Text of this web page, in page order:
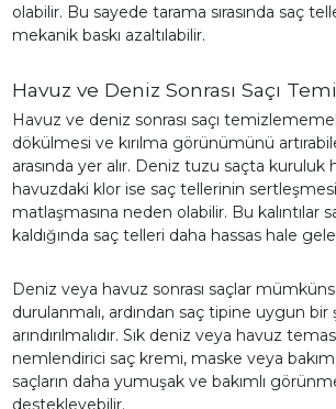
olabilir. Bu sayede tarama sırasında saç
mekanik baskı azaltılabilir.
Havuz ve Deniz Sonrası Saçı
Havuz ve deniz sonrası saçı
dökülmesi ve kırılma görünümünü
arasında yer alır. Deniz tuzu saçta kuruluk
havuzdaki klor ise saç tellerinin
matlaşmasına neden olabilir. Bu kalıntılar
kaldığında saç telleri daha hassas hale
Deniz veya havuz sonrası saçlar
durulanmalı, ardından saç tipine uygun
arındırılmalıdır. Sık deniz veya havuz
nemlendirici saç kremi, maske veya
saçların daha yumuşak ve bakımlı
destekleyebilir.